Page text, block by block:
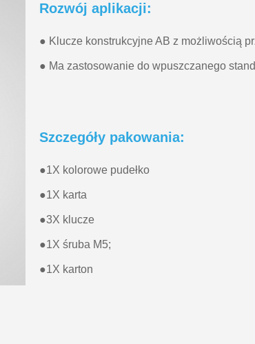
Rozwój aplikacji:
● Klucze konstrukcyjne AB z możliwością
● Ma zastosowanie do wpuszczanego
Szczegóły pakowania:
●1X kolorowe pudełko
●1X karta
●3X klucze
●1X śruba M5;
●1X karton